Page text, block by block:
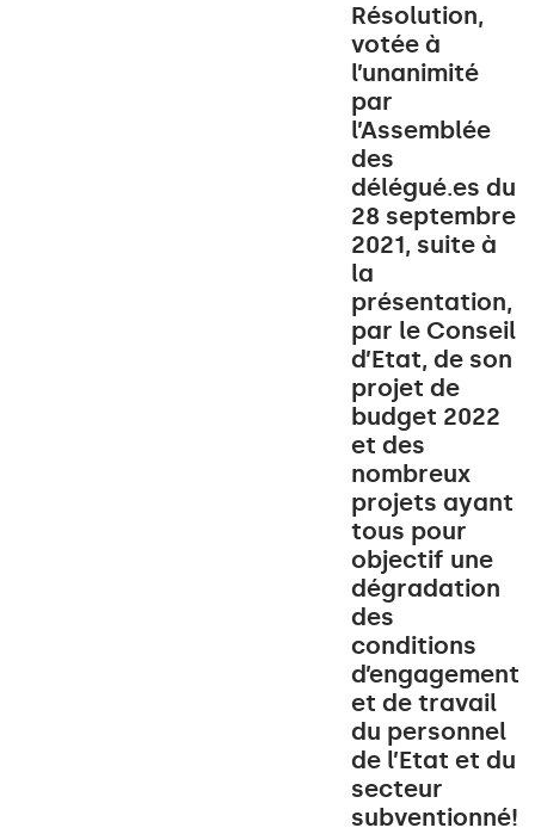
Résolution,
votée à
l’unanimité
par
l’Assemblée
des
délégué.es du
28 septembre
2021, suite à
la
présentation,
par le Conseil
d’Etat, de son
projet de
budget 2022
et des
nombreux
projets ayant
tous pour
objectif une
dégradation
des
conditions
d’engagement
et de travail
du personnel
de l’Etat et du
secteur
subventionné!